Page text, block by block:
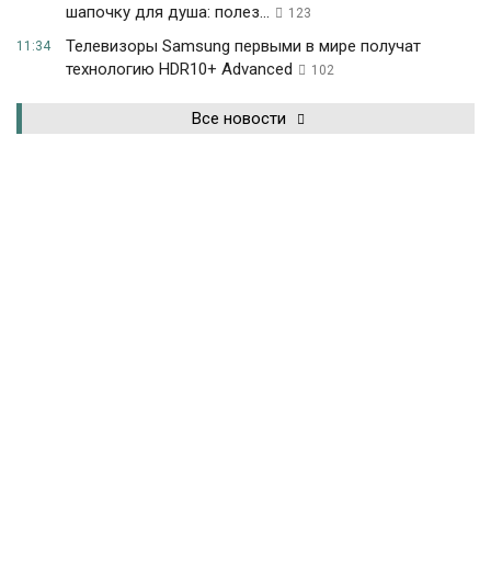
шапочку для душа: полез...
123
11:34
Телевизоры Samsung первыми в мире получат
технологию HDR10+ Advanced
102
Все новости